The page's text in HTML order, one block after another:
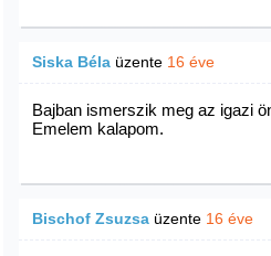
Siska Béla üzente 16 éve
Bajban ismerszik meg az igazi
Emelem kalapom.
Bischof Zsuzsa üzente 16 éve